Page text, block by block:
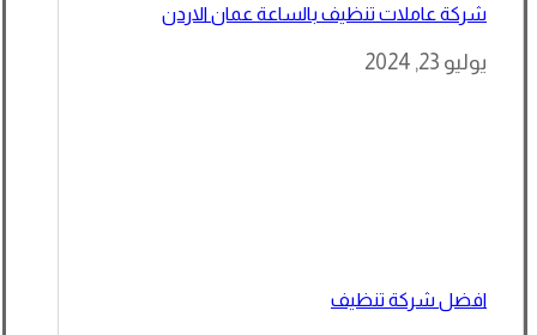
شركة عاملات تنظيف بالساعة عمان الاردن
يوليو 23, 2024
افضل شركة تنظيف